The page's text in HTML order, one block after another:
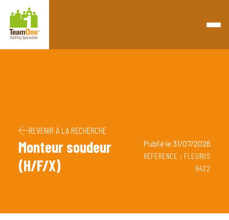
Retourner à la page d'accueil
REVENIR À LA RECHERCHE
Monteur soudeur
(H/F/X)
Publié le 31/07/2026
RÉFÉRENCE : FLEURUS
9422